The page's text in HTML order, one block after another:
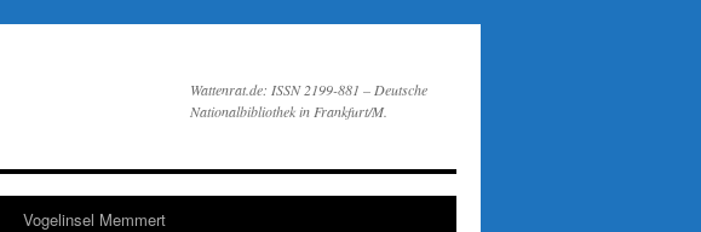
Wattenrat.de: ISSN 2199-881 – Deutsche
Nationalbibliothek in Frankfurt/M.
Vogelinsel Memmert